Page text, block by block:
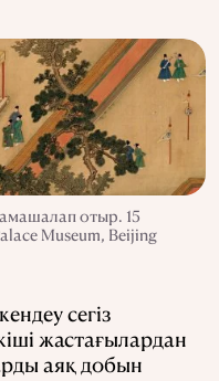
отыр. 15
Museum, Beijing
сегіз
жастағылардан
аяқ добын